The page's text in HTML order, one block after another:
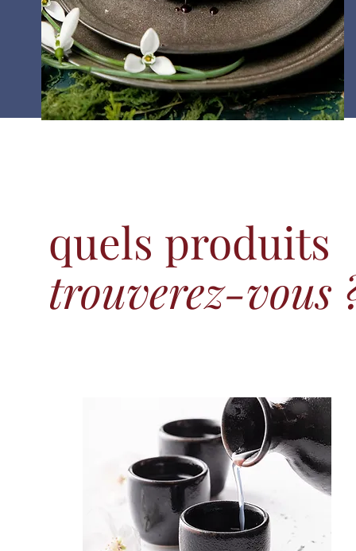
quels produits
trouverez-vous